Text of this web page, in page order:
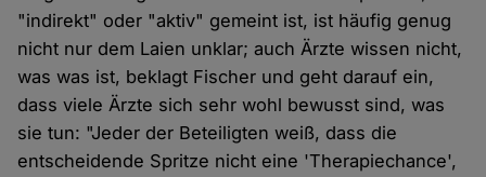
"indirekt" oder "aktiv" gemeint ist, ist häufig genug
nicht nur dem Laien unklar; auch Ärzte wissen nicht,
was was ist, beklagt Fischer und geht darauf ein,
dass viele Ärzte sich sehr wohl bewusst sind, was
sie tun: "Jeder der Beteiligten weiß, dass die
entscheidende Spritze nicht eine 'Therapiechance',